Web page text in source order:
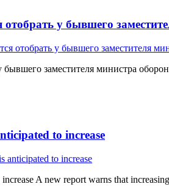
отобрать у бывшего
бывшего заместителя министра
to increase
A new report warns that